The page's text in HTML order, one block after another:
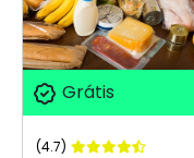
Grátis
(4.7)